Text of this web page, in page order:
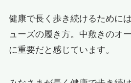
健康で長く歩き続けるために
ューズの履き方。中敷きのオ
に重要だと感じています。